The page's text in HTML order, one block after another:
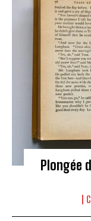
Plongée